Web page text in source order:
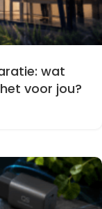
wat
voor jou?